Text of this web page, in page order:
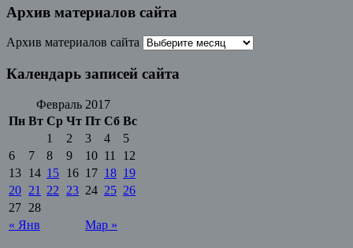
Архив материалов сайта
Архив материалов сайта
Календарь записей сайта
Февраль 2017
Пн Вт Ср Чт Пт Сб Вс
« Янв Мар »
1 2 3 4
5
6
7 8 9 10 11
12
13 14 15 16 17 18 19
20 21 22 23 24 25 26
27 28